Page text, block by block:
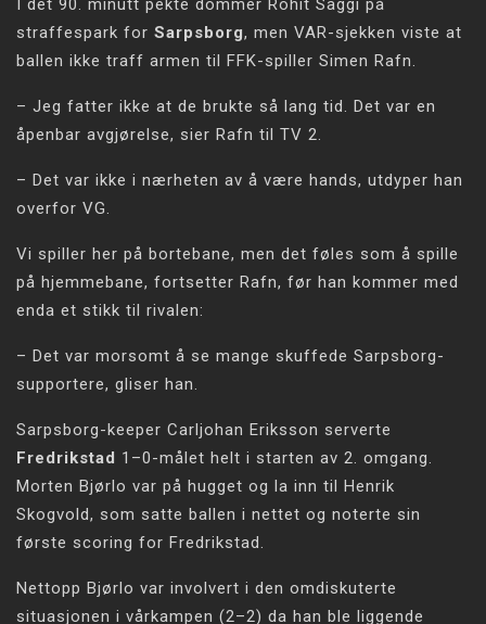
I det 90. minutt pekte dommer Rohit Saggi på
straffespark for Sarpsborg, men VAR-sjekken viste at
ballen ikke traff armen til FFK-spiller Simen Rafn.
– Jeg fatter ikke at de brukte så lang tid. Det var en
åpenbar avgjørelse, sier Rafn til TV 2.
– Det var ikke i nærheten av å være hands, utdyper han
overfor VG.
Vi spiller her på bortebane, men det føles som å spille
på hjemmebane, fortsetter Rafn, før han kommer med
enda et stikk til rivalen:
– Det var morsomt å se mange skuffede Sarpsborg-
supportere, gliser han.
Sarpsborg-keeper Carljohan Eriksson serverte
Fredrikstad 1–0-målet helt i starten av 2. omgang.
Morten Bjørlo var på hugget og la inn til Henrik
Skogvold, som satte ballen i nettet og noterte sin
første scoring for Fredrikstad.
Nettopp Bjørlo var involvert i den omdiskuterte
situasjonen i vårkampen (2–2) da han ble liggende